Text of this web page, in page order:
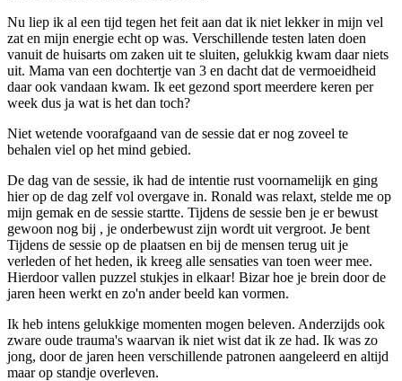
Nu liep ik al een tijd tegen het feit aan dat ik niet lekker in mijn vel
zat en mijn energie echt op was. Verschillende testen laten doen
vanuit de huisarts om zaken uit te sluiten, gelukkig kwam daar niets
uit. Mama van een dochtertje van 3 en dacht dat de vermoeidheid
daar ook vandaan kwam. Ik eet gezond sport meerdere keren per
week dus ja wat is het dan toch?
Niet wetende voorafgaand van de sessie dat er nog zoveel te
behalen viel op het mind gebied.
De dag van de sessie, ik had de intentie rust voornamelijk en ging
hier op de dag zelf vol overgave in. Ronald was relaxt, stelde me op
mijn gemak en de sessie startte. Tijdens de sessie ben je er bewust
gewoon nog bij , je onderbewust zijn wordt uit vergroot. Je bent
Tijdens de sessie op de plaatsen en bij de mensen terug uit je
verleden of het heden, ik kreeg alle sensaties van toen weer mee.
Hierdoor vallen puzzel stukjes in elkaar! Bizar hoe je brein door de
jaren heen werkt en zo'n ander beeld kan vormen.
Ik heb intens gelukkige momenten mogen beleven. Anderzijds ook
zware oude trauma's waarvan ik niet wist dat ik ze had. Ik was zo
jong, door de jaren heen verschillende patronen aangeleerd en altijd
maar op standje overleven.